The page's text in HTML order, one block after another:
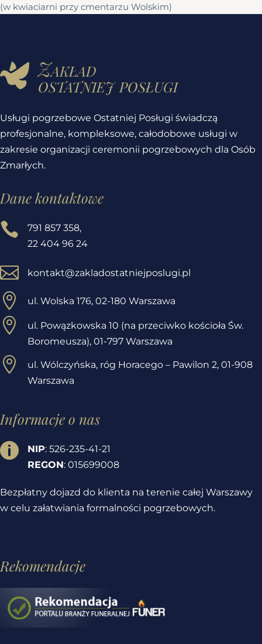
(w kwiaciarni przy cmentarzu Wolskim)
Zakład
ostatniej posługi
Usługi pogrzebowe Ostatniej Posługi świadczą
profesjonalne, kompleksowe, całodobowe usługi w
zakresie organizacji ceremonii pogrzebowych dla Osób
Zmarłych.
Dane kontaktowe

791 857 358,
22 404 96 24
 kontakt@zakladostatniejposlugi.pl
 ul. Wolska 176, 02-180 Warszawa

ul. Powązkowska 10 (na przeciwko kościoła Św.
Boromeusza), 01-797 Warszawa
 ul. Wólczyńska, róg Horacego – Pawilon 2, 01-908
Warszawa
Informacje o nas

NIP: 526-235-41-21
REGON: 015699008
Bezpłatny dojazd do klienta na terenie całej Warszawy
w celu załatwiania formalności pogrzebowych.
Rekomendacje